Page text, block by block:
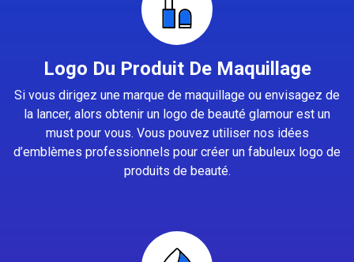
Logo Du Produit De Maquillage
Si vous dirigez une marque de maquillage ou envisagez de
la lancer, alors obtenir un logo de beauté glamour est un
must pour vous. Vous pouvez utiliser nos idées
d’emblèmes professionnels pour créer un fabuleux logo de
produits de beauté.